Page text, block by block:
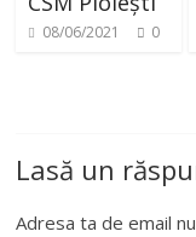
08/06/2021 0
Lasă un
Adresa ta de email